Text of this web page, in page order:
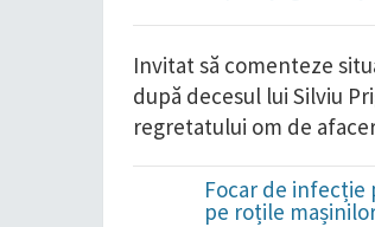
Invitat să comenteze
după decesul lui Silviu
regretatului om de
Focar de infecție
pe roțile